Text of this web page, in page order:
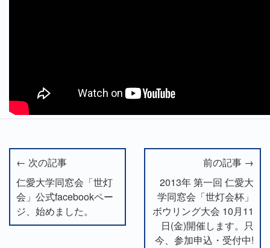
← 次の記事
仁愛大学同窓会「世灯
会」公式facebookペー
ジ、始めました。
前の記事 →
2013年 第一回 仁愛大
学同窓会「世灯会杯」
ボウリング大会 10月11
日(金)開催します。只
今、参加申込・受付中!